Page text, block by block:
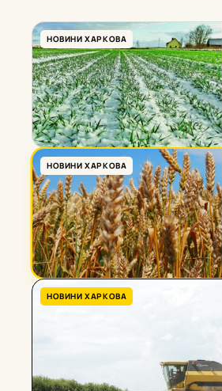
НОВИНИ ХАРКОВА
НОВИНИ ХАРКОВА
НОВИНИ ХАРКОВА